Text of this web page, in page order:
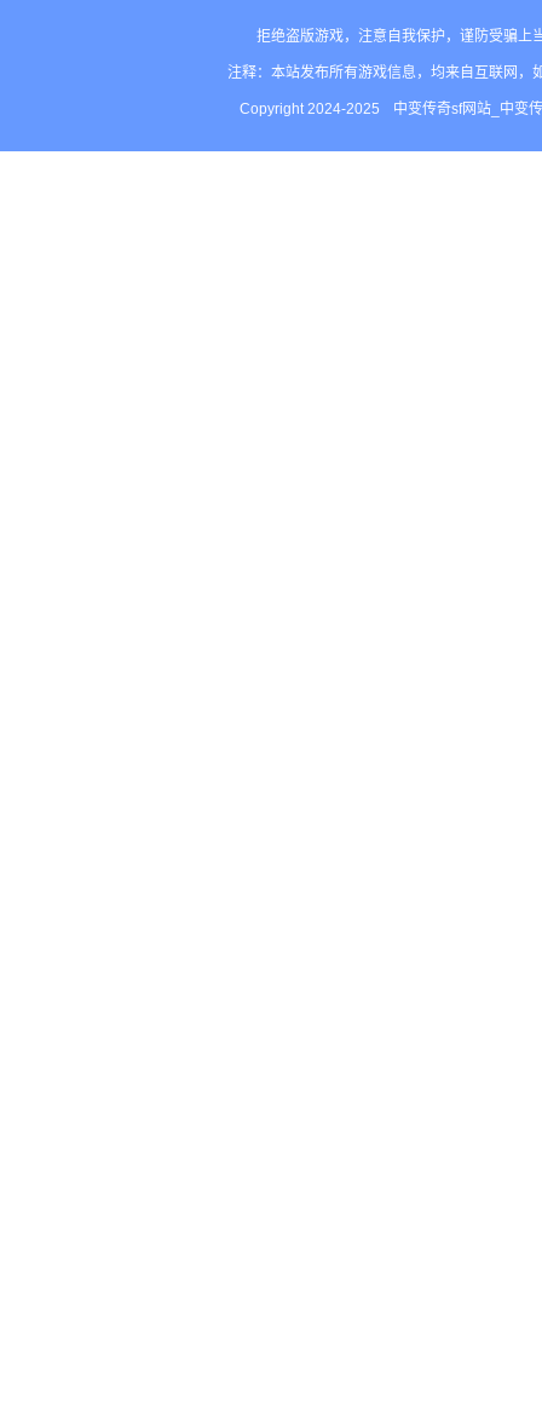
拒绝盗版游戏，注意自我保护，谨防受骗上
注释：本站发布所有游戏信息，均来自互联网
Copyright 2024-2025 中变传奇sf网站_中变